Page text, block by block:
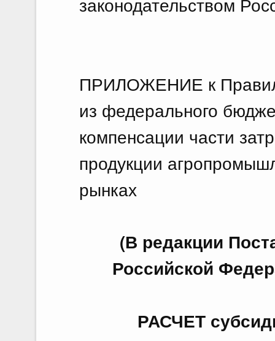
ПРИЛОЖЕНИЕ к
из федерального
компенсации части
продукции
рынках
(В редакции
Российской
РАСЧЕТ